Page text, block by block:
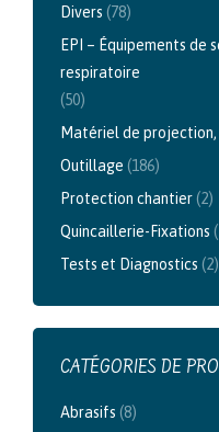
Divers (78)
EPI – Équipements
respiratoire
(50)
Matériel de
Outillage (186)
Protection chantier(2)
Quincaillerie-Fixations
Tests et Diagnostics (2)
CATÉGORIES DE
Abrasifs (8)